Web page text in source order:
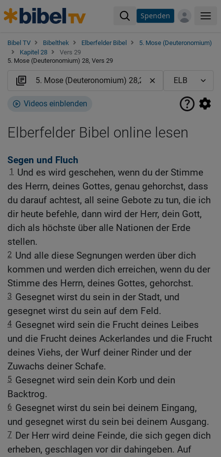
Spenden
Bibel TV Bibelthek Elberfelder Bibel
5. Mose (Deuteronomium)
Kapitel 28
Vers 29
5. Mose (Deuteronomium) 28, Vers 29
Videos einblenden
Elberfelder Bibel online lesen
Segen und Fluch
1
Und es wird geschehen, wenn du der Stimme
des Herrn, deines Gottes, genau gehorchst, dass
du darauf achtest, all seine Gebote zu tun, die ich
dir heute befehle, dann wird der Herr, dein Gott,
dich als höchste über alle Nationen der Erde
stellen.
2 Und alle diese Segnungen werden über dich
kommen und werden dich erreichen, wenn du der
Stimme des Herrn, deines Gottes, gehorchst.
3 Gesegnet wirst du sein in der Stadt, und
gesegnet wirst du sein auf dem Feld.
4 Gesegnet wird sein die Frucht deines Leibes
und die Frucht deines Ackerlandes und die Frucht
deines Viehs, der Wurf deiner Rinder und der
Zuwachs deiner Schafe.
5 Gesegnet wird sein dein Korb und dein
Backtrog.
6 Gesegnet wirst du sein bei deinem Eingang,
und gesegnet wirst du sein bei deinem Ausgang.
7 Der Herr wird deine Feinde, die sich gegen dich
erheben, geschlagen vor dir dahingeben. Auf